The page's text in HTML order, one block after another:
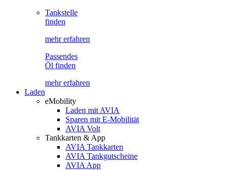
Tankstelle
finden
mehr erfahren
Passendes
Öl finden
mehr erfahren
Laden
eMobility
Laden mit AVIA
Sparen mit E-Mobilität
AVIA Volt
Tankkarten & App
AVIA Tankkarten
AVIA Tankgutscheine
AVIA App